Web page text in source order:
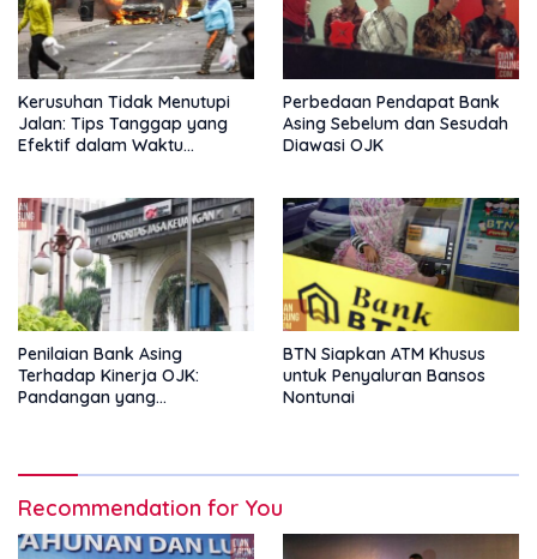
Kerusuhan Tidak Menutupi
Jalan: Tips Tanggap yang
Efektif dalam Waktu
Perbedaan Pendapat Bank
Asing Sebelum dan Sesudah
Diawasi OJK
Penilaian Bank Asing
Terhadap Kinerja OJK:
Pandangan yang
BTN Siapkan ATM Khusus
untuk Penyaluran Bansos
Nontunai
Recommendation for You